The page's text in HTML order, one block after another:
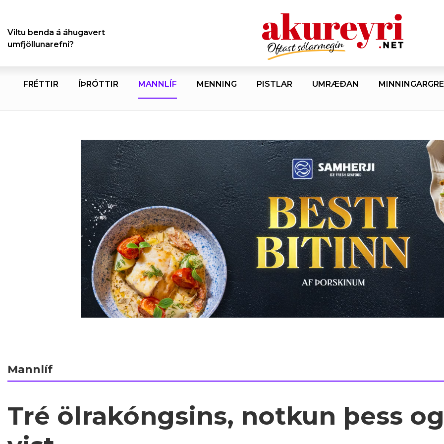
Viltu benda á áhugavert
umfjöllunarefni?
FRÉTTIR ÍÞRÓTTIR MANNLÍF MENNING PISTLAR UMRÆÐAN
Mannlíf
Tré ölrakóngsins, notkun þess og